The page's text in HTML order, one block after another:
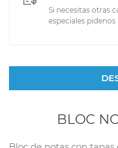
Si necesitas otras
especiales
BLOC